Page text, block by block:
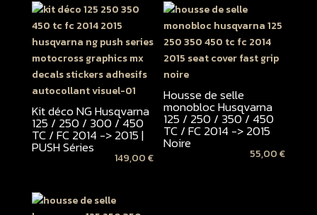
Kit déco NG Husqvarna
125 / 250 / 300 / 450
TC / FC 2014 -> 2015 |
PUSH Séries
149,00€
Housse de selle
monobloc Husqvarna
125 / 250 / 350 / 450
TC / FC 2014 -> 2015
Noire
55,00€